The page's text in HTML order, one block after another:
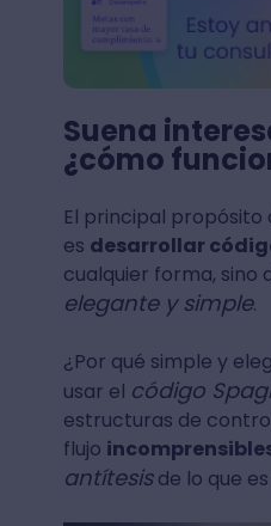
Suena
¿cómo
El principal propósito
es desarrollar
cualquier forma, sino
elegante y simple.
¿Por qué simple y
usar el código
estructuras de
flujo
antítesisde lo que